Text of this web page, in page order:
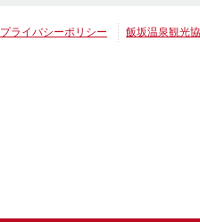
プライバシーポリシー 飯坂温泉観光